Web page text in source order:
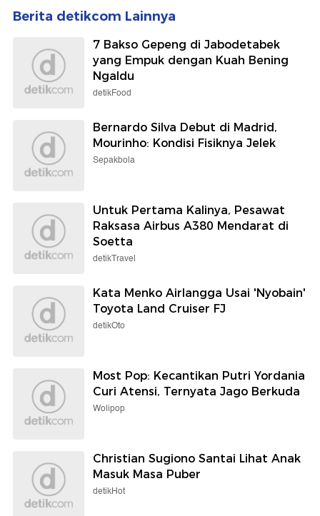
Berita detikcom Lainnya
7 Bakso Gepeng di Jabodetabek
yang Empuk dengan Kuah Bening
Ngaldu
detikFood
Bernardo Silva Debut di Madrid,
Mourinho: Kondisi Fisiknya Jelek
Sepakbola
Untuk Pertama Kalinya, Pesawat
Raksasa Airbus A380 Mendarat di
Soetta
detikTravel
Kata Menko Airlangga Usai 'Nyobain'
Toyota Land Cruiser FJ
detikOto
Most Pop: Kecantikan Putri Yordania
Curi Atensi, Ternyata Jago Berkuda
Wolipop
Christian Sugiono Santai Lihat Anak
Masuk Masa Puber
detikHot